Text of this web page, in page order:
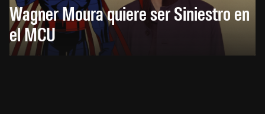
Wagner Moura quiere ser Siniestro en
el MCU